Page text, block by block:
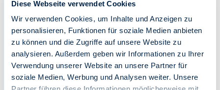
Diese Webseite verwendet Cookies
Wir verwenden Cookies, um Inhalte und Anzeigen zu
personalisieren, Funktionen für soziale Medien anbieten
zu können und die Zugriffe auf unsere Website zu
analysieren. Außerdem geben wir Informationen zu Ihrer
Verwendung unserer Website an unsere Partner für
soziale Medien, Werbung und Analysen weiter. Unsere
Zentrale Kundenberatung
030 264 85-5000
Online-Service